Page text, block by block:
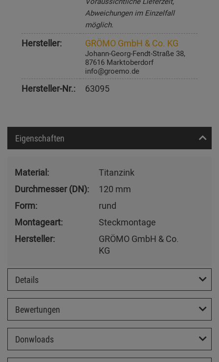
Abweichungen im Einzelfall
möglich.
Hersteller: GRÖMO GmbH & Co. KG
Johann-Georg-Fendt-Straße 38,
87616 Marktoberdorf
info@groemo.de
Hersteller-Nr.: 63095
Eigenschaften
Material:
Titanzink
Durchmesser (DN):
120 mm
Form:
rund
Montageart:
Steckmontage
Hersteller:
GRÖMO GmbH & Co.
KG
Details
Bewertungen
Donwloads